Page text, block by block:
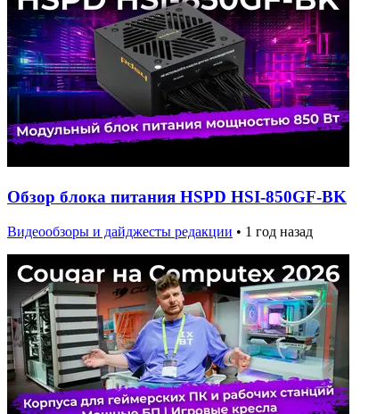
Обзор блока питания HSPD HSI-850GF-BK
Видеообзоры и дайджесты редакции • 1 год назад